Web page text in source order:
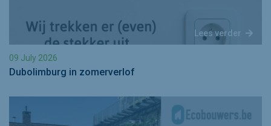
Lees verder
09 July 2026
Dubolimburg in zomerverlof